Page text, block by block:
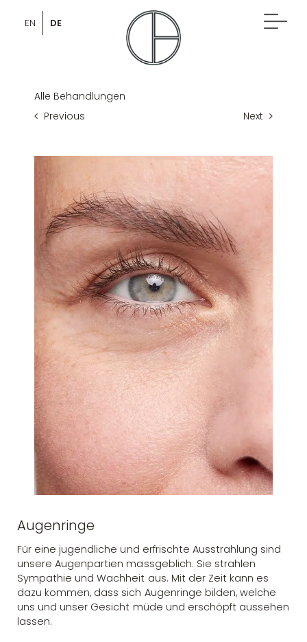
content
EN DE
Alle Behandlungen
Previous
Next
Augenringe
Für eine jugendliche und erfrischte Ausstrahlung sind
unsere Augenpartien massgeblich. Sie strahlen
Sympathie und Wachheit aus. Mit der Zeit kann es
dazu kommen, dass sich Augenringe bilden, welche
uns und unser Gesicht müde und erschöpft aussehen
lassen.